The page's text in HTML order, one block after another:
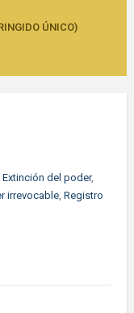
ÚNICO)
Extinción del poder,
irrevocable, Registro